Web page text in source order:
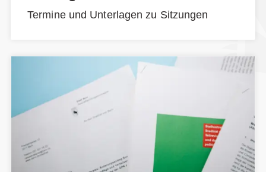
Termine und Unterlagen zu Sitzungen